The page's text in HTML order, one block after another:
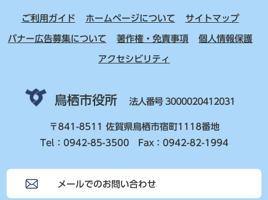
ご利用ガイド ホームページについて サイトマップ
バナー広告募集について 著作権・免責事項 個人情報保護
アクセシビリティ
鳥栖市役所 法人番号 3000020412031
〒841-8511 佐賀県鳥栖市宿町1118番地
Tel：0942-85-3500 Fax：0942-82-1994
メールでのお問い合わせ